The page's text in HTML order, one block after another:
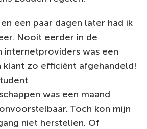
een paar dagen later had ik
Nooit eerder in de
internetproviders was een
klant zo efficiënt afgehandeld!
was een maand
Toch kon mijn
niet herstellen. Of